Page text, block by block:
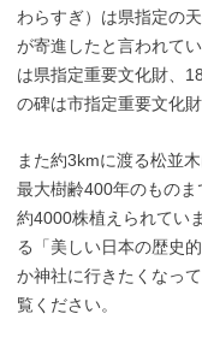
わらすぎ）は県指定の
が寄進したと言われて
は県指定重要文化財、
の碑は市指定重要文化財
また約3kmに渡る松並
最大樹齢400年のもの
約4000株植えられてい
る「美しい日本の歴史
か神社に行きたくなっ
覧ください。